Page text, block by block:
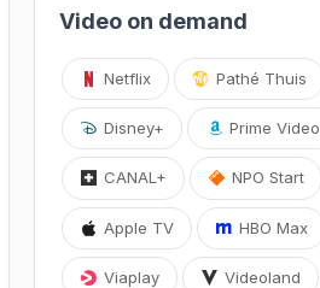
Video on demand
Netflix Pathé Thuis
Disney+ Prime Video
CANAL+ NPO Start
Apple TV HBO Max
Viaplay Videoland